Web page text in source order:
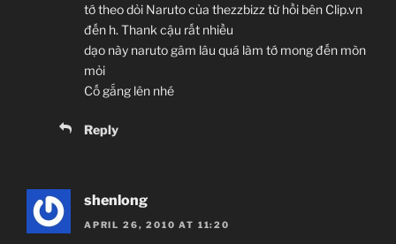
tớ theo dỏi Naruto của thezzbizz từ hồi bên Clip.vn
đến h. Thank cậu rất nhiều
dạo này naruto gâm lâu quá làm tớ mong đến mòn
mỏi
Cố gắng lên nhé
Reply
shenlong
APRIL 26, 2010 AT 11:20